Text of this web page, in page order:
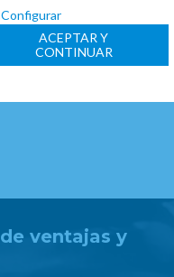
ventajas y
Configurar
ACEPTAR Y
CONTINUAR